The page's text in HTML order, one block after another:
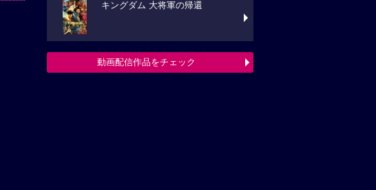
キングダム 大将軍の帰還
動画配信作品をチェック